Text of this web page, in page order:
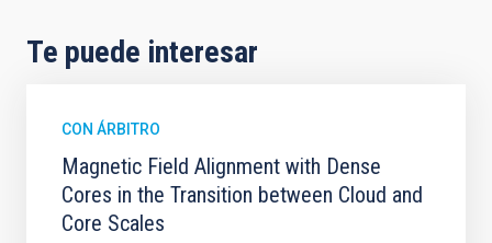
Te puede interesar
CON ÁRBITRO
Magnetic Field Alignment with Dense
Cores in the Transition between Cloud and
Core Scales